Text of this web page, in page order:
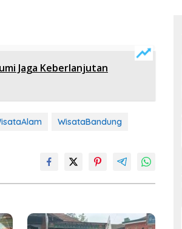
Jaga Keberlanjutan
WisataBandung